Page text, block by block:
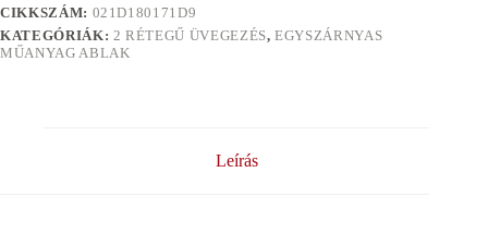
CIKKSZÁM: 021D180171D9
KATEGÓRIÁK: 2 RÉTEGŰ ÜVEGEZÉS,EGYSZÁRNYAS
MŰANYAG ABLAK
Leírás